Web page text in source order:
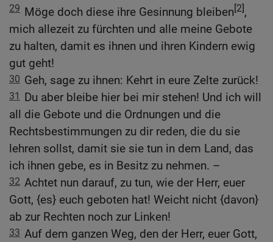
29 Möge doch diese ihre Gesinnung bleiben[2],
mich allezeit zu fürchten und alle meine Gebote
zu halten, damit es ihnen und ihren Kindern ewig
gut geht!
30 Geh, sage zu ihnen: Kehrt in eure Zelte zurück!
31 Du aber bleibe hier bei mir stehen! Und ich will
all die Gebote und die Ordnungen und die
Rechtsbestimmungen zu dir reden, die du sie
lehren sollst, damit sie sie tun in dem Land, das
ich ihnen gebe, es in Besitz zu nehmen. –
32 Achtet nun darauf, zu tun, wie der Herr, euer
Gott, {es} euch geboten hat! Weicht nicht {davon}
ab zur Rechten noch zur Linken!
33 Auf dem ganzen Weg, den der Herr, euer Gott,